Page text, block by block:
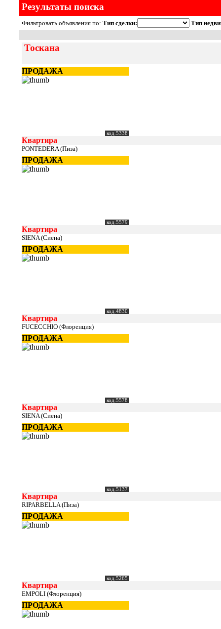
Результаты поиска
Фильтровать объявления по: Тип сделки: Тип
Тоскана
ПРОДАЖА
код.5338
Квартира
PONTEDERA (Пиза)
ПРОДАЖА
код.5579
Квартира
SIENA (Сиена)
ПРОДАЖА
код.4830
Квартира
FUCECCHIO (Флоренция)
ПРОДАЖА
код.5578
Квартира
SIENA (Сиена)
ПРОДАЖА
код.5137
Квартира
RIPARBELLA (Пиза)
ПРОДАЖА
код.5265
Квартира
EMPOLI (Флоренция)
ПРОДАЖА